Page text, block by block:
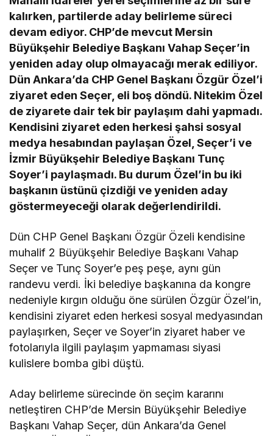
kalırken, partilerde aday belirleme süreci
devam ediyor. CHP’de mevcut Mersin
Büyükşehir Belediye Başkanı Vahap Seçer’in
yeniden aday olup olmayacağı merak ediliyor.
Dün Ankara’da CHP Genel Başkanı Özgür Özel’i
ziyaret eden Seçer, eli boş döndü. Nitekim Özel
de ziyarete dair tek bir paylaşım dahi yapmadı.
Kendisini ziyaret eden herkesi şahsi sosyal
medya hesabından paylaşan Özel, Seçer’i ve
İzmir Büyükşehir Belediye Başkanı Tunç
Soyer’i paylaşmadı. Bu durum Özel’in bu iki
başkanın üstünü çizdiği ve yeniden aday
göstermeyeceği olarak değerlendirildi.
Dün CHP Genel Başkanı Özgür Özeli kendisine
muhalif 2 Büyükşehir Belediye Başkanı Vahap
Seçer ve Tunç Soyer’e peş peşe, aynı gün
randevu verdi. İki belediye başkanına da kongre
nedeniyle kırgın olduğu öne sürülen Özgür Özel’in,
kendisini ziyaret eden herkesi sosyal medyasından
paylaşırken, Seçer ve Soyer’in ziyaret haber ve
fotolarıyla ilgili paylaşım yapmaması siyasi
kulislere bomba gibi düştü.
Aday belirleme sürecinde ön seçim kararını
netleştiren CHP’de Mersin Büyükşehir Belediye
Başkanı Vahap Seçer, dün Ankara’da Genel